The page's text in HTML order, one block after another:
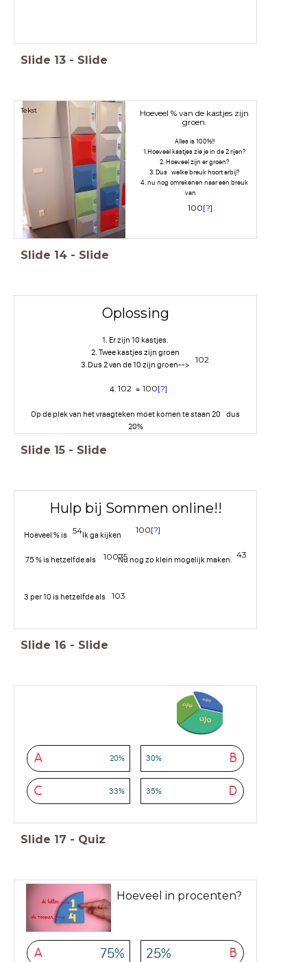
Slide 13 - Slide
Hoeveel % van de kastjes zijn
groen.
Alles is 100%!!
1.Hoeveel kastjes zie je in de 2 rijen?
2. Hoeveel zijn er groen?
3. Dus welke breuk hoort erbij?
4. nu nog omrekenen naar een breuk
van
100[?]
Tekst
Slide 14 - Slide
Oplossing
1. Er zijn 10 kastjes.
2. Twee kastjes zijn groen
3.Dus 2 van de 10 zijn groen-->
4. =
Op de plek van het vraagteken moet komen te staan 20 dus
20%
102
102 100[?]
Slide 15 - Slide
Hulp bij Sommen online!!
Hoeveel % is Ik ga kijken
75 % is hetzelfde als Nu nog zo klein mogelijk maken.
3 per 10 is hetzelfde als
54 100[?]
10075 43
103
Slide 16 - Slide
A 20% B
30%
C 33% D
35%
Slide 17 - Quiz
Hoeveel in procenten?
A 75% B
25%